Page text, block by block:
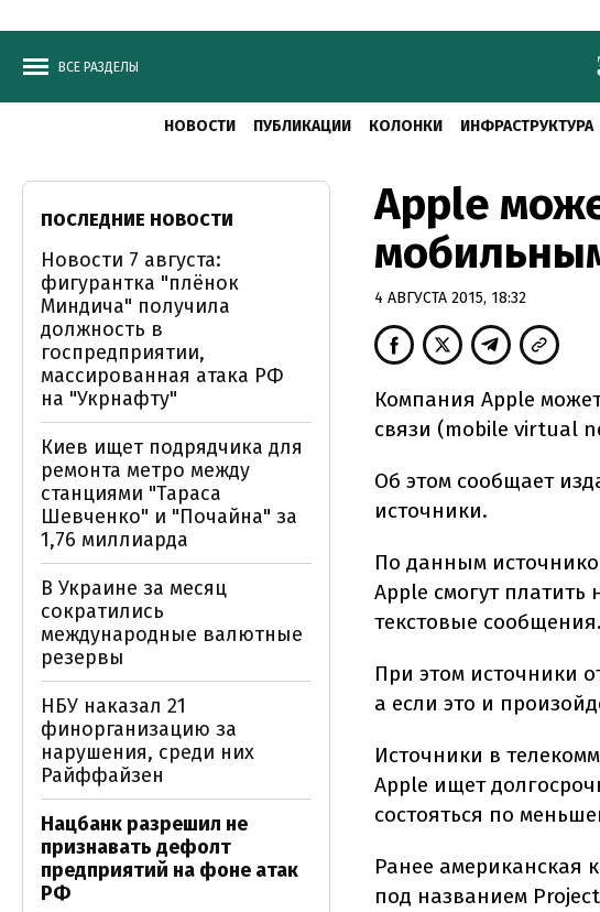
ВСЕ РАЗДЕЛЫ
НОВОСТИ ПУБЛИКАЦИИ КОЛОНКИ ИНФРАСТРУКТУРА
Apple
4 АВГУСТА 2015, 18:32
Компания Apple
связи (mobile virtual
Об этом сообщает
источники.
По данным
Apple смогут
текстовые сообщения.
При этом источники
а если это и
Источники в
Apple ищет
состояться по
Ранее американская
под названием
ПОСЛЕДНИЕ НОВОСТИ
Новости 7 августа:
фигурантка "плёнок
Миндича" получила
должность в
госпредприятии,
массированная атака РФ
на "Укрнафту"
Киев ищет подрядчика для
ремонта метро между
станциями "Тараса
Шевченко" и "Почайна" за
1,76 миллиарда
В Украине за месяц
сократились
международные валютные
резервы
НБУ наказал 21
финорганизацию за
нарушения, среди них
Райффайзен
Нацбанк разрешил не
признавать дефолт
предприятий на фоне атак
РФ